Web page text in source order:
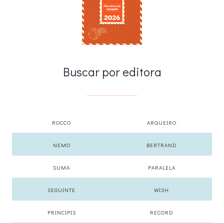
Buscar por editora
ROCCO ARQUEIRO
NEMO BERTRAND
SUMA PARALELA
SEGUINTE WISH
PRINCIPIS RECORD